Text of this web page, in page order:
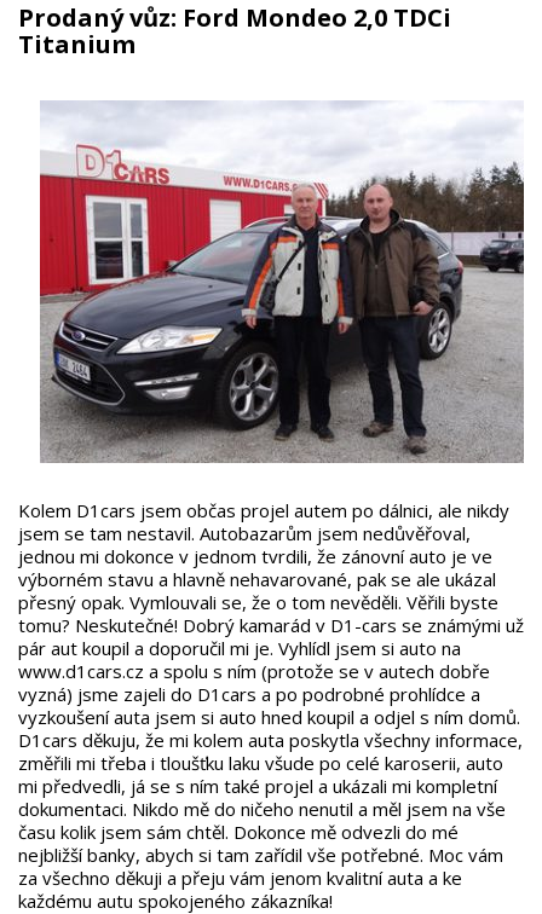
Prodaný vůz: Ford Mondeo 2,0 TDCi
Titanium
Kolem D1cars jsem občas projel autem po dálnici, ale nikdy
jsem se tam nestavil. Autobazarům jsem nedůvěřoval,
jednou mi dokonce v jednom tvrdili, že zánovní auto je ve
výborném stavu a hlavně nehavarované, pak se ale ukázal
přesný opak. Vymlouvali se, že o tom nevěděli. Věřili byste
tomu? Neskutečné! Dobrý kamarád v D1-cars se známými už
pár aut koupil a doporučil mi je. Vyhlídl jsem si auto na
www.d1cars.cz a spolu s ním (protože se v autech dobře
vyzná) jsme zajeli do D1cars a po podrobné prohlídce a
vyzkoušení auta jsem si auto hned koupil a odjel s ním domů.
D1cars děkuju, že mi kolem auta poskytla všechny informace,
změřili mi třeba i tloušťku laku všude po celé karoserii, auto
mi předvedli, já se s ním také projel a ukázali mi kompletní
dokumentaci. Nikdo mě do ničeho nenutil a měl jsem na vše
času kolik jsem sám chtěl. Dokonce mě odvezli do mé
nejbližší banky, abych si tam zařídil vše potřebné. Moc vám
za všechno děkuji a přeju vám jenom kvalitní auta a ke
každému autu spokojeného zákazníka!